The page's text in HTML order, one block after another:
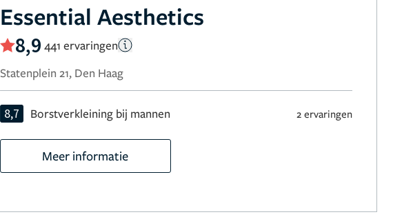
Essential Aesthetics
8,9 441 ervaringen
Statenplein 21, Den Haag
8,7 Borstverkleining bij mannen 2 ervaringen
Meer informatie